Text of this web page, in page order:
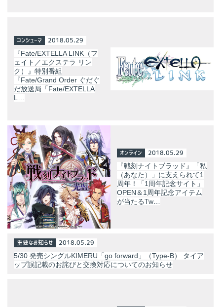
コンシューマ 2018.05.29
『Fate/EXTELLA LINK（フ
ェイト／エクステラ リン
ク）』特別番組
『Fate/Grand Order ぐだぐ
だ放送局「Fate/EXTELLA
L…
オンライン 2018.05.29
『戦刻ナイトブラッド』「私
（あなた）」に支えられて1
周年！「1周年記念サイト」
OPEN＆1周年記念アイテム
が当たるTw…
重要なお知らせ 2018.05.29
5/30 発売シングルKIMERU「go forward」（Type-B） タイア
ップ誤記載のお詫びと交換対応についてのお知らせ